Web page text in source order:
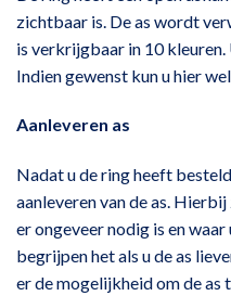
zichtbaar is. De as wordt
is verkrijgbaar in 10 kleuren.
Indien gewenst kun u hier
Aanleveren as
Nadat u de ring heeft
aanleveren van de as.
er ongeveer nodig is en
begrijpen het als u de as
er de mogelijkheid om de as